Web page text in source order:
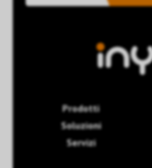
Prodotti
Soluzioni
Servizi